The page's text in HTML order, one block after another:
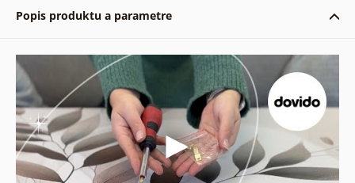
Popis produktu a parametre